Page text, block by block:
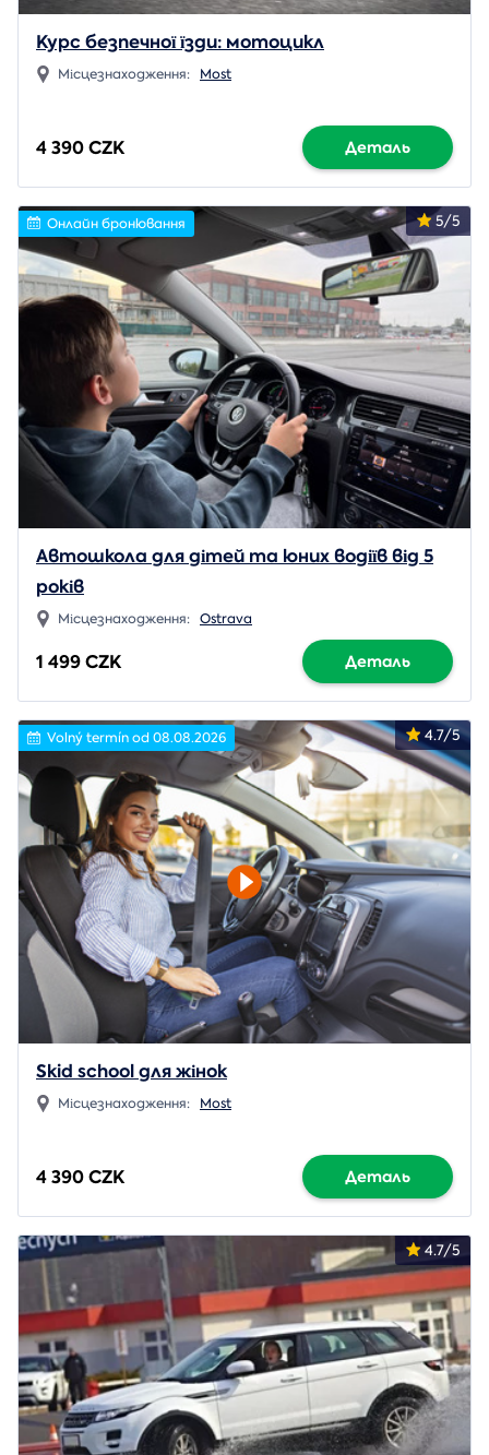
Курс безпечної їзди: мотоцикл
Місцезнаходження: Most
4 390 CZK Деталь
5/5
Онлайн бронювання
Автошкола для дітей та юних водіїв від 5
років
Місцезнаходження: Ostrava
1 499 CZK Деталь
4.7/5
Volný termín od 08.08.2026
Skid school для жінок
Місцезнаходження: Most
4 390 CZK Деталь
4.7/5